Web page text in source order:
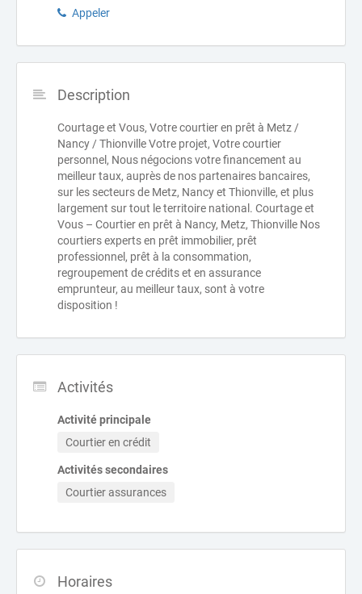
Appeler
Description
Courtage et Vous, Votre courtier en prêt à Metz /
Nancy / Thionville Votre projet, Votre courtier
personnel, Nous négocions votre financement au
meilleur taux, auprès de nos partenaires bancaires,
sur les secteurs de Metz, Nancy et Thionville, et plus
largement sur tout le territoire national. Courtage et
Vous – Courtier en prêt à Nancy, Metz, Thionville Nos
courtiers experts en prêt immobilier, prêt
professionnel, prêt à la consommation,
regroupement de crédits et en assurance
emprunteur, au meilleur taux, sont à votre
disposition !
Activités
Activité principale
Courtier en crédit
Activités secondaires
Courtier assurances
Horaires